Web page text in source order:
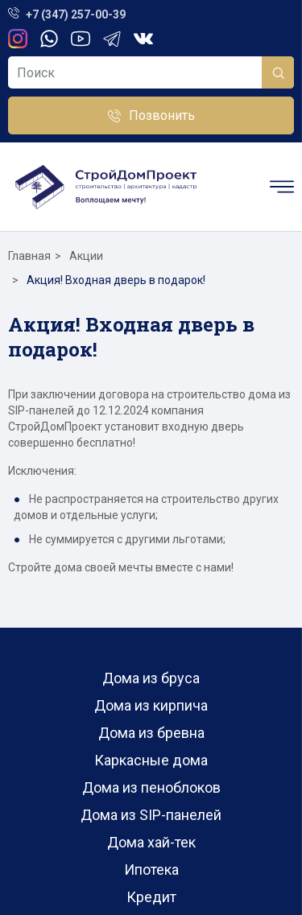
+7 (347) 257-00-39
Позвонить
Главная
Акции
Акция! Входная дверь в подарок!
Акция! Входная дверь в
подарок!
При заключении договора на строительство дома из
SIP-панелей до 12.12.2024 компания
СтройДомПроект установит входную дверь
совершенно бесплатно!
Исключения:
Не распространяется на строительство других
домов и отдельные услуги;
Не суммируется с другими льготами;
Стройте дома своей мечты вместе с нами!
Дома из бруса
Дома из кирпича
Дома из бревна
Каркасные дома
Дома из пеноблоков
Дома из SIP-панелей
Дома хай-тек
Ипотека
Кредит